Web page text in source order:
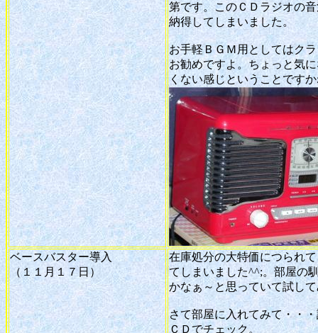
第です。このＣＤラジオの
納得してしまいました。
お手軽ＢＧＭ用としてはク
お勧めですよ。ちょっと気
くない感じということです
ベースバスター導入
（１１月１７日）
在庫処分の大特価につられ
てしまいました^^;。部屋の
かなぁ～と思っていて試し
さて部屋に入れてみて・・
ＣＤでチェック。